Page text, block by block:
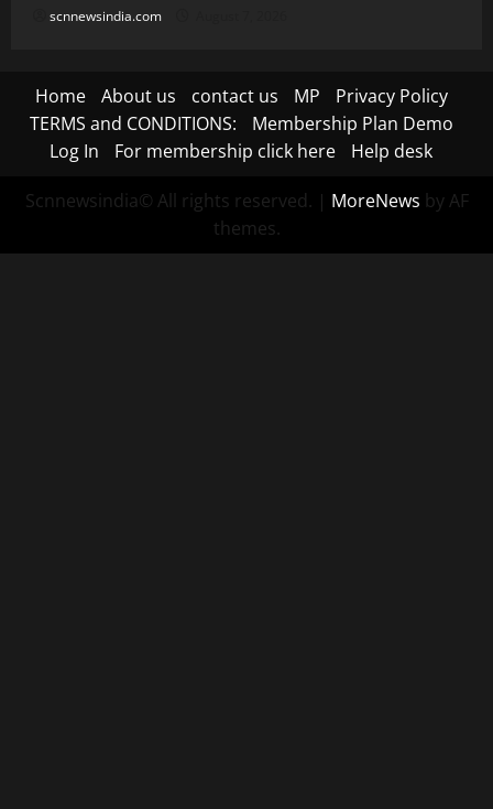
scnnewsindia.com
Home About us contact us MP
Privacy Policy
TERMS and CONDITIONS:
Membership Plan Demo
Log In
For membership click here Help desk
Scnnewsindia© All rights reserved. | MoreNews by AF
themes.